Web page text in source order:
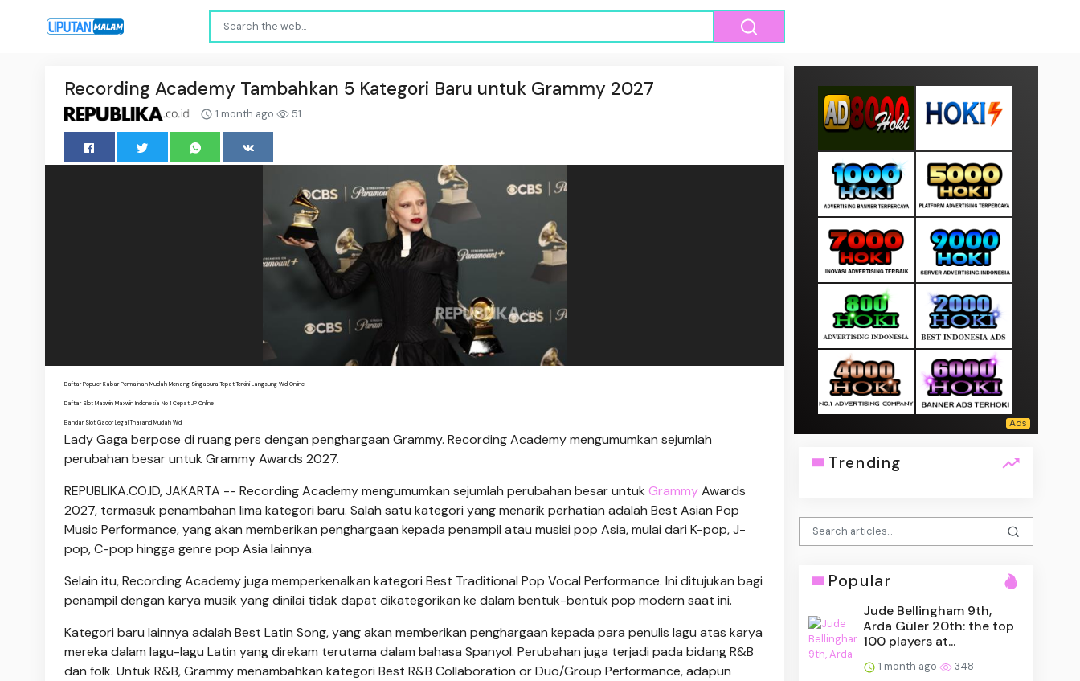
Recording Academy Tambahkan 5 Kategori Baru untuk Grammy 2027
1 month ago 51
Daftar Populer Kabar Permainan Mudah Menang Singapura Tepat Terkini Langsung Wd Online
Daftar Slot Maxwin Maxwin Indonesia No 1 Cepat JP Online
Bandar Slot Gacor Legal Thailand Mudah Wd
Lady Gaga berpose di ruang pers dengan penghargaan Grammy. Recording Academy mengumumkan sejumlah
perubahan besar untuk Grammy Awards 2027.
REPUBLIKA.CO.ID, JAKARTA -- Recording Academy mengumumkan sejumlah perubahan besar untuk GrammyAwards
2027, termasuk penambahan lima kategori baru. Salah satu kategori yang menarik perhatian adalah Best Asian Pop
Music Performance, yang akan memberikan penghargaan kepada penampil atau musisi pop Asia, mulai dari K-pop, J-
pop, C-pop hingga genre pop Asia lainnya.
Selain itu, Recording Academy juga memperkenalkan kategori Best Traditional Pop Vocal Performance. Ini ditujukan bagi
penampil dengan karya musik yang dinilai tidak dapat dikategorikan ke dalam bentuk-bentuk pop modern saat ini.
Kategori baru lainnya adalah Best Latin Song, yang akan memberikan penghargaan kepada para penulis lagu atas karya
mereka dalam lagu-lagu Latin yang direkam terutama dalam bahasa Spanyol. Perubahan juga terjadi pada bidang R&B
dan folk. Untuk R&B, Grammy menambahkan kategori Best R&B Collaboration or Duo/Group Performance, adapun
Trending
Popular
Jude Bellingham 9th,
Arda Güler 20th: the top
100 players at...
1 month ago 348